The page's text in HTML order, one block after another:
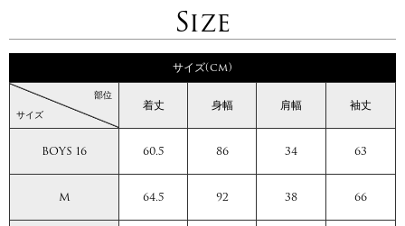
Size
サイズ(cm)
サイズ
部位
着丈 身幅 肩幅 袖丈
BOYS 16 60.5 86 34 63
M 64.5 92 38 66